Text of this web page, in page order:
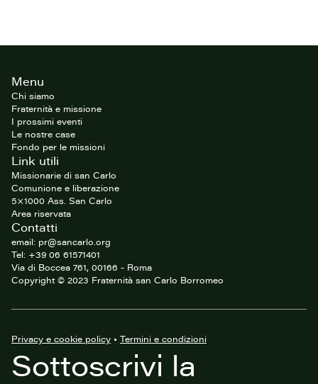
FooterMenu
Chi siamo
Fraternità e missione
I prossimi eventi
Le nostre case
Fondo per le missioni
Link utili
Missionarie di san Carlo
Comunione e liberazione
5×1000 Ass. San Carlo
Area riservata
Contatti
email: pr@sancarlo.org
Tel: +39 06 61571401
Via di Boccea 761, 00166 - Roma
Copyright © 2023 Fraternità san Carlo Borromeo
Privacy e cookie policy • Termini e condizioni
Sottoscrivi la